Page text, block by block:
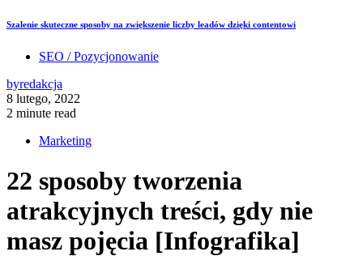
Szalenie skuteczne sposoby na zwiększenie liczby leadów dzięki contentowi
SEO / Pozycjonowanie
byredakcja
8 lutego, 2022
2 minute read
Marketing
22 sposoby tworzenia
atrakcyjnych treści, gdy nie
masz pojęcia [Infografika]